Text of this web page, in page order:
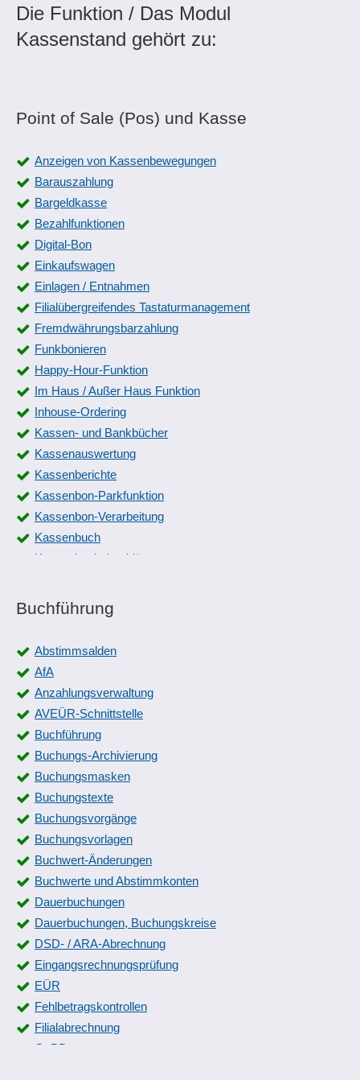
Die Funktion / Das Modul
Kassenstand gehört zu:
Point of Sale (Pos) und Kasse
Anzeigen von Kassenbewegungen
Barauszahlung
Bargeldkasse
Bezahlfunktionen
Digital-Bon
Einkaufswagen
Einlagen / Entnahmen
Filialübergreifendes Tastaturmanagement
Fremdwährungsbarzahlung
Funkbonieren
Happy-Hour-Funktion
Im Haus / Außer Haus Funktion
Inhouse-Ordering
Kassen- und Bankbücher
Kassenauswertung
Kassenberichte
Kassenbon-Parkfunktion
Kassenbon-Verarbeitung
Kassenbuch
Kassenbuchabschlüsse
Kassensoftware
Mehrwährungsfähig
Talon-Druck
Buchführung
Abstimmsalden
AfA
Anzahlungsverwaltung
AVEÜR-Schnittstelle
Buchführung
Buchungs-Archivierung
Buchungsmasken
Buchungstexte
Buchungsvorgänge
Buchungsvorlagen
Buchwert-Änderungen
Buchwerte und Abstimmkonten
Dauerbuchungen
Dauerbuchungen, Buchungskreise
DSD- / ARA-Abrechnung
Eingangsrechnungsprüfung
EÜR
Fehlbetragskontrollen
Filialabrechnung
GoBD